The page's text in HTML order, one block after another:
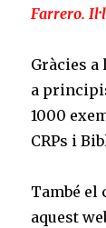
Farrero.
Gràcies a
a
1000
CRPs i
També
aquest